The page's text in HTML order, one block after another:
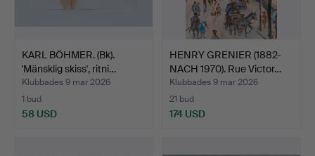
KARL BÖHMER. (Bk).
'Mänsklig skiss', ritni…
Klubbades 9 mar 2026
1 bud
58 USD
HENRY GRENIER (1882-
NACH 1970). Rue Victor…
Klubbades 9 mar 2026
21 bud
174 USD